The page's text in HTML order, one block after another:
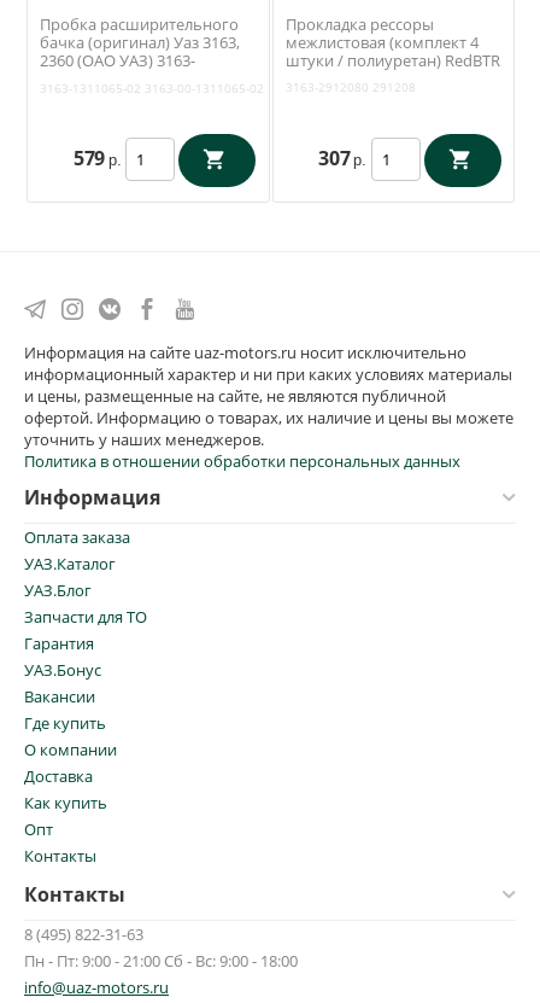
Пробка расширительного
бачка (оригинал) Уаз 3163,
2360 (ОАО УАЗ) 3163-
3163-1311065-02 3163-00-1311065-02
579 р.
Прокладка рессоры
межлистовая (комплект 4
штуки / полиуретан) RedBTR
3163-2912080 291208
307 р.
Информация на сайте uaz-motors.ru носит исключительно
информационный характер и ни при каких условиях материалы
и цены, размещенные на сайте, не являются публичной
офертой. Информацию о товарах, их наличие и цены вы можете
уточнить у наших менеджеров.
Политика в отношении обработки персональных данных
Информация
Оплата заказа
УАЗ.Каталог
УАЗ.Блог
Запчасти для ТО
Гарантия
УАЗ.Бонус
Вакансии
Где купить
О компании
Доставка
Как купить
Опт
Контакты
Контакты
8 (495) 822-31-63
Пн - Пт: 9:00 - 21:00 Сб - Вс: 9:00 - 18:00
info@uaz-motors.ru